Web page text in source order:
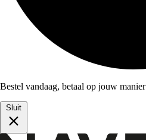
Bestel vandaag, betaal op jouw manier
Sluit